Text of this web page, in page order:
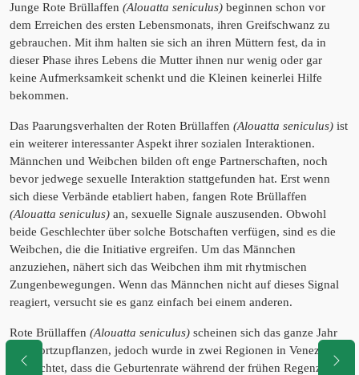
Junge Rote Brüllaffen (Alouatta seniculus) beginnen schon vor
dem Erreichen des ersten Lebensmonats, ihren Greifschwanz zu
gebrauchen. Mit ihm halten sie sich an ihren Müttern fest, da in
dieser Phase ihres Lebens die Mutter ihnen nur wenig oder gar
keine Aufmerksamkeit schenkt und die Kleinen keinerlei Hilfe
bekommen.
Das Paarungsverhalten der Roten Brüllaffen (Alouatta seniculus) ist
ein weiterer interessanter Aspekt ihrer sozialen Interaktionen.
Männchen und Weibchen bilden oft enge Partnerschaften, noch
bevor jedwege sexuelle Interaktion stattgefunden hat. Erst wenn
sich diese Verbände etabliert haben, fangen Rote Brüllaffen
(Alouatta seniculus) an, sexuelle Signale auszusenden. Obwohl
beide Geschlechter über solche Botschaften verfügen, sind es die
Weibchen, die die Initiative ergreifen. Um das Männchen
anzuziehen, nähert sich das Weibchen ihm mit rhytmischen
Zungenbewegungen. Wenn das Männchen nicht auf dieses Signal
reagiert, versucht sie es ganz einfach bei einem anderen.
Rote Brüllaffen (Alouatta seniculus) scheinen sich das ganze Jahr
über fortzupflanzen, jedoch wurde in zwei Regionen in Venezuela
beobachtet, dass die Geburtenrate während der frühen Regenzeit